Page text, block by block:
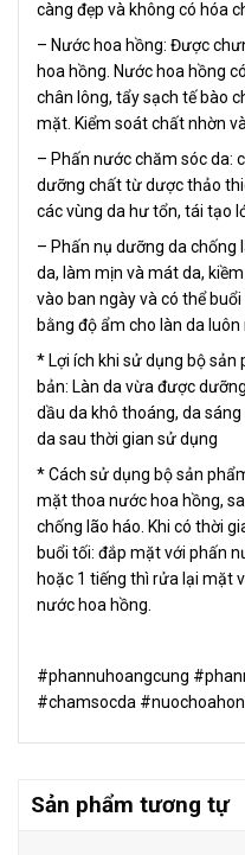
càng đẹp và không có hóa
– Nước hoa hồng: Được
hoa hồng. Nước hoa hồng
chân lông, tẩy sạch tế bào
mặt. Kiểm soát chất nhờn
– Phấn nước chăm sóc da:
dưỡng chất từ dược thảo
các vùng da hư tổn, tái tạo
– Phấn nụ dưỡng da chống
da, làm mịn và mát da,
vào ban ngày và có thể
bằng độ ẩm cho làn da
* Lợi ích khi sử dụng bộ
bản: Làn da vừa được
dầu da khô thoáng, da
da sau thời gian sử dụng
* Cách sử dụng bộ sản
mặt thoa nước hoa hồng,
chống lão háo. Khi có thời
buổi tối: đắp mặt với phấn
hoặc 1 tiếng thì rửa lại mặt
nước hoa hồng.
#phannuhoangcung
#chamsocda
Sản phẩm tương tự